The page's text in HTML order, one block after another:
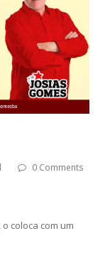
0 Comments
coloca com um